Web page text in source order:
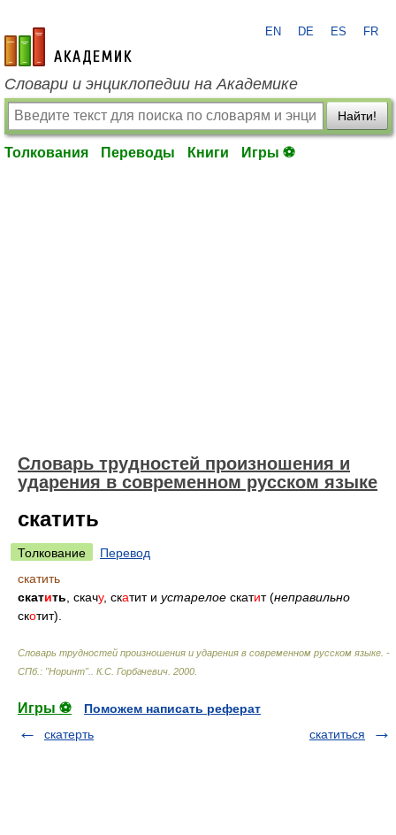
academic.ru
EN DE ES FR
Словари и энциклопедии на Академике
Найти!
Толкования Переводы Книги Игры ⚽
Словарь трудностей произношения и
ударения в современном русском языке
скатить
Толкование
Перевод
скатить
скатить , скачу, скатит и устарелое скатит (неправильно
скотит).
Словарь трудностей произношения и ударения в современном русском языке. -
СПб.: "Норинт".
К.С. Горбачевич 2000
Игры ⚽
Поможем написать реферат
скатерть
скатиться